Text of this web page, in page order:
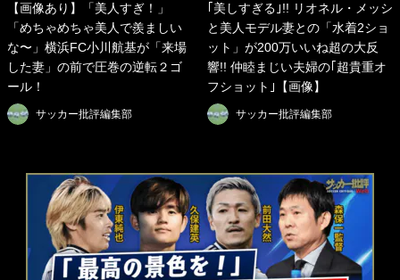
【画像あり】「美人すぎ！」
「めちゃめちゃ美人で羨ましい
な〜」横浜FC小川航基が「来場
した妻」の前で圧巻の逆転２ゴ
ール！
サッカー批評編集部
｢美しすぎる｣!! リオネル・メッシ
と美人モデル妻との「水着2ショ
ット」が200万いいね超の大反
響!! 仲睦まじい夫婦の｢超貴重オ
フショット｣【画像】
サッカー批評編集部